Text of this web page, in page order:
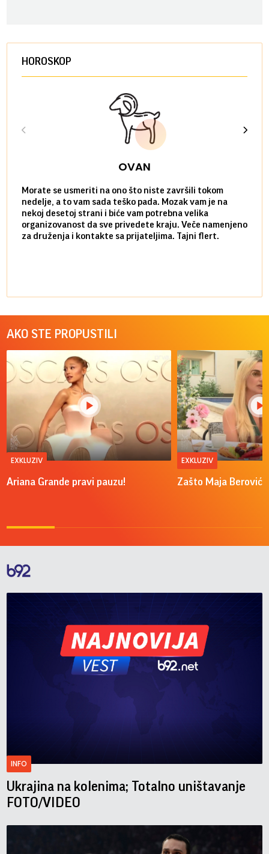
HOROSKOP
OVAN
Morate se usmeriti na ono što niste završili tokom
nedelje, a to vam sada teško pada. Mozak vam je na
nekoj desetoj strani i biće vam potrebna velika
organizovanost da sve privedete kraju. Veče namenjeno
za druženja i kontakte sa prijateljima. Tajni flert.
AKO STE PROPUSTILI
EXKLUZIV
Ariana Grande pravi pauzu!
EXKLUZIV
Zašto Maja Berović
INFO
Ukrajina na kolenima; Totalno uništavanje
FOTO/VIDEO